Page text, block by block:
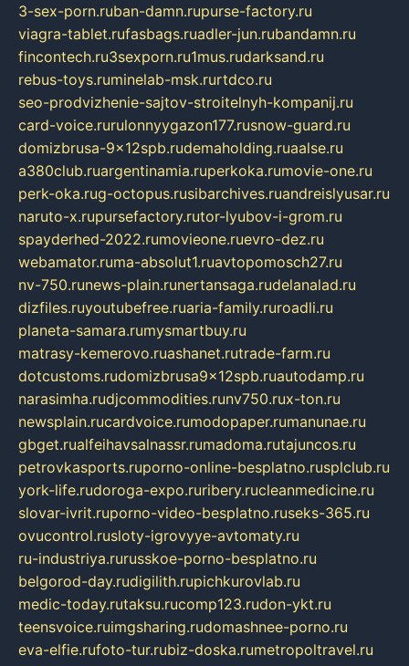
3-sex-porn.ruban-damn.rupurse-factory.ru
viagra-tablet.rufasbags.ruadler-jun.rubandamn.ru
fincontech.ru3sexporn.ru1mus.rudarksand.ru
rebus-toys.ruminelab-msk.rurtdco.ru
seo-prodvizhenie-sajtov-stroitelnyh-kompanij.ru
card-voice.rurulonnyygazon177.rusnow-guard.ru
domizbrusa-9x12spb.rudemaholding.ruaalse.ru
a380club.ruargentinamia.ruperkoka.rumovie-one.ru
perk-oka.rug-octopus.rusibarchives.ruandreislyusar.ru
naruto-x.rupursefactory.rutor-lyubov-i-grom.ru
spayderhed-2022.rumovieone.ruevro-dez.ru
webamator.ruma-absolut1.ruavtopomosch27.ru
nv-750.runews-plain.runertansaga.rudelanalad.ru
dizfiles.ruyoutubefree.ruaria-family.ruroadli.ru
planeta-samara.rumysmartbuy.ru
matrasy-kemerovo.ruashanet.rutrade-farm.ru
dotcustoms.rudomizbrusa9x12spb.ruautodamp.ru
narasimha.rudjcommodities.runv750.rux-ton.ru
newsplain.rucardvoice.rumodopaper.rumanunae.ru
gbget.rualfeihavsalnassr.rumadoma.rutajuncos.ru
petrovkasports.ruporno-online-besplatno.rusplclub.ru
york-life.rudoroga-expo.ruribery.rucleanmedicine.ru
slovar-ivrit.ruporno-video-besplatno.ruseks-365.ru
ovucontrol.rusloty-igrovyye-avtomaty.ru
ru-industriya.rurusskoe-porno-besplatno.ru
belgorod-day.rudigilith.rupichkurovlab.ru
medic-today.rutaksu.rucomp123.rudon-ykt.ru
teensvoice.ruimgsharing.rudomashnee-porno.ru
eva-elfie.rufoto-tur.rubiz-doska.rumetropoltravel.ru